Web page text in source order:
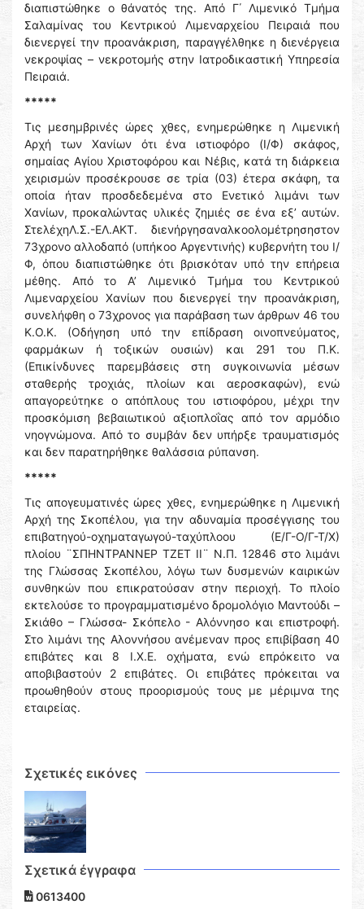
διαπιστώθηκε ο θάνατός της. Από Γ΄ Λιμενικό Τμήμα
Σαλαμίνας του Κεντρικού Λιμεναρχείου Πειραιά που
διενεργεί την προανάκριση, παραγγέλθηκε η διενέργεια
νεκροψίας – νεκροτομής στην Ιατροδικαστική Υπηρεσία
Πειραιά.
*****
Τις μεσημβρινές ώρες χθες, ενημερώθηκε η Λιμενική
Αρχή των Χανίων ότι ένα ιστιοφόρο (Ι/Φ) σκάφος,
σημαίας Αγίου Χριστοφόρου και Νέβις, κατά τη διάρκεια
χειρισμών προσέκρουσε σε τρία (03) έτερα σκάφη, τα
οποία ήταν προσδεδεμένα στο Ενετικό λιμάνι των
Χανίων, προκαλώντας υλικές ζημιές σε ένα εξ’ αυτών.
ΣτελέχηΛ.Σ.-ΕΛ.ΑΚΤ. διενήργησαναλκοολομέτρησηστον
73χρονο αλλοδαπό (υπήκοο Αργεντινής) κυβερνήτη του Ι/
Φ, όπου διαπιστώθηκε ότι βρισκόταν υπό την επήρεια
μέθης. Από το Α’ Λιμενικό Τμήμα του Κεντρικού
Λιμεναρχείου Χανίων που διενεργεί την προανάκριση,
συνελήφθη ο 73χρονος για παράβαση των άρθρων 46 του
Κ.Ο.Κ. (Οδήγηση υπό την επίδραση οινοπνεύματος,
φαρμάκων ή τοξικών ουσιών) και 291 του Π.Κ.
(Επικίνδυνες παρεμβάσεις στη συγκοινωνία μέσων
σταθερής τροχιάς, πλοίων και αεροσκαφών), ενώ
απαγορεύτηκε ο απόπλους του ιστιοφόρου, μέχρι την
προσκόμιση βεβαιωτικού αξιοπλοΐας από τον αρμόδιο
νηογνώμονα. Από το συμβάν δεν υπήρξε τραυματισμός
και δεν παρατηρήθηκε θαλάσσια ρύπανση.
*****
Τις απογευματινές ώρες χθες, ενημερώθηκε η Λιμενική
Αρχή της Σκοπέλου, για την αδυναμία προσέγγισης του
επιβατηγού-οχηματαγωγού-ταχύπλοου (Ε/Γ-Ο/Γ-Τ/Χ)
πλοίου ¨ΣΠΗΝΤΡΑΝΝΕΡ ΤΖΕΤ ΙΙ¨ Ν.Π. 12846 στο λιμάνι
της Γλώσσας Σκοπέλου, λόγω των δυσμενών καιρικών
συνθηκών που επικρατούσαν στην περιοχή. Το πλοίο
εκτελούσε το προγραμματισμένο δρομολόγιο Μαντούδι –
Σκιάθο – Γλώσσα- Σκόπελο - Αλόννησο και επιστροφή.
Στο λιμάνι της Αλοννήσου ανέμεναν προς επιβίβαση 40
επιβάτες και 8 Ι.Χ.Ε. οχήματα, ενώ επρόκειτο να
αποβιβαστούν 2 επιβάτες. Οι επιβάτες πρόκειται να
προωθηθούν στους προορισμούς τους με μέριμνα της
εταιρείας.
Σχετικές εικόνες
Σχετικά έγγραφα
0613400